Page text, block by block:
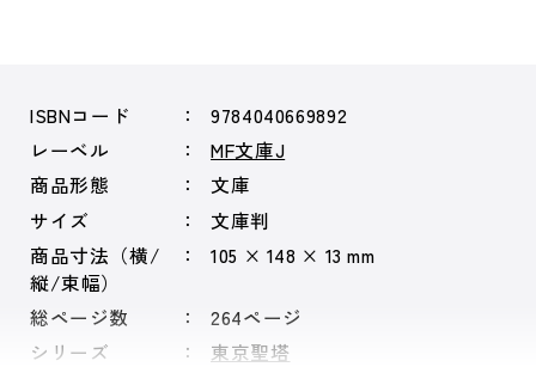
ISBNコード
9784040669892
レーベル
MF文庫J
商品形態
文庫
サイズ
文庫判
商品寸法（横/
縦/束幅）
105 × 148 × 13 mm
総ページ数
264ページ
シリーズ
東京聖塔